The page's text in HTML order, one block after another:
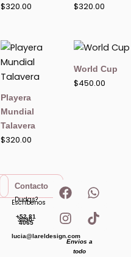
$320.00 $320.00
Playera
Mundial
Talavera
$320.00
World Cup
$450.00
Contacto
Dudas?
Escribenos
+52 81
3090-
4065
lucia@lareldesign.com
F
a
c
e
b
o
W
h
a
t
I
n
s
t
a
g
T
i
k
t
Envios a
todo